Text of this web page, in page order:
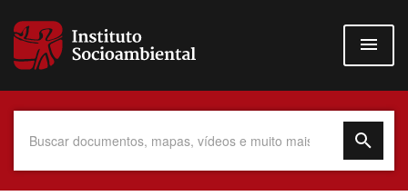
para
conteúdo